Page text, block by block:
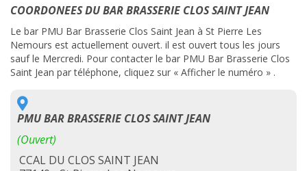
COORDONEES DU BAR BRASSERIE CLOS SAINT JEAN
Le bar PMU Bar Brasserie Clos Saint Jean à St Pierre Les
Nemours est actuellement ouvert. il est ouvert tous les jours
sauf le Mercredi. Pour contacter le bar PMU Bar Brasserie Clos
Saint Jean par téléphone, cliquez sur « Afficher le numéro » .
PMU BAR BRASSERIE CLOS SAINT JEAN
(Ouvert)
CCAL DU CLOS SAINT JEAN